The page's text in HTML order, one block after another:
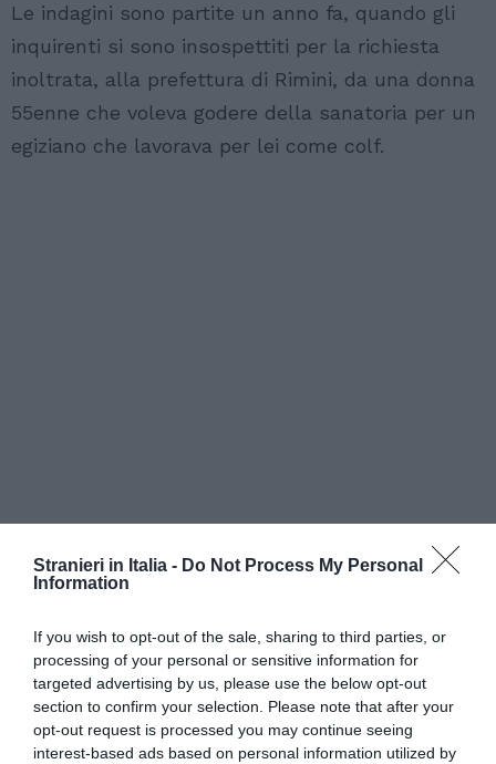
Stranieri in Italia - Do Not Process My Personal
Information
If you wish to opt-out of the sale, sharing to third parties, or
processing of your personal or sensitive information for
targeted advertising by us, please use the below opt-out
section to confirm your selection. Please note that after your
opt-out request is processed you may continue seeing
interest-based ads based on personal information utilized by
Le indagini sono partite un anno fa, quando gli
inquirenti si sono insospettiti per la richiesta
inoltrata, alla prefettura di Rimini, da una donna
55enne che voleva godere della sanatoria per un
egiziano che lavorava per lei come colf.
Le verifiche portate avanti dalle Forze dell’Ordine
hanno poi smascherato la solita truffa, con